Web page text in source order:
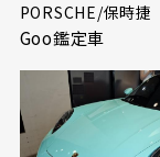
PORSCHE/保時捷
Goo鑑定車